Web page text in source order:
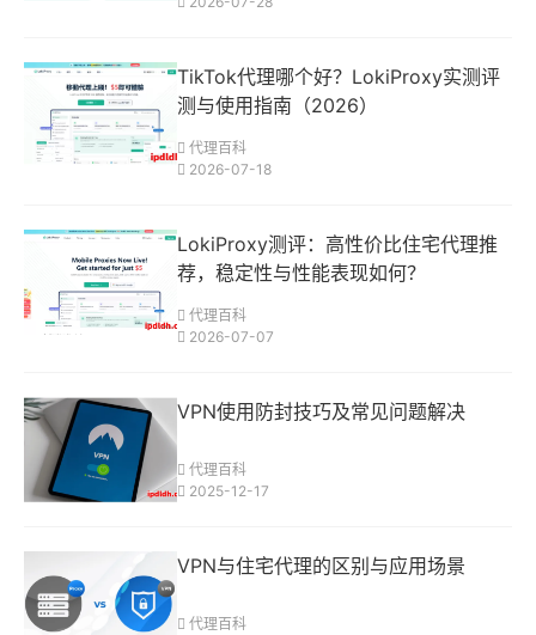
TikTok代理哪个好？LokiProxy实测评
测与使用指南（2026）
代理百科
2026-07-18
LokiProxy测评：高性价比住宅代理推
荐，稳定性与性能表现如何？
代理百科
2026-07-07
VPN使用防封技巧及常见问题解决
代理百科
2025-12-17
VPN与住宅代理的区别与应用场景
代理百科